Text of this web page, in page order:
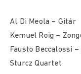
Al Di Meola – Gitár
Kemuel Roig –
Fausto Beccalossi
Sturcz Quartet